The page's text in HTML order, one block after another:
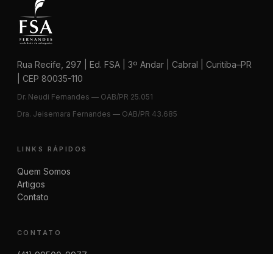
Rua Recife, 297 | Ed. FSA | 3º Andar | Cabral | Curitiba–PR
| CEP 80035-110
Dr. Neudi Fernandes — OAB/PR 25.051
Dra. Jeisemara Fernandes — OAB/PR 43.685
LINKS RÁPIDOS
Quem Somos
Artigos
Contato
CONTATO